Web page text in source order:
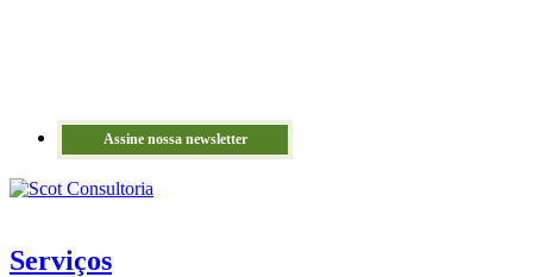
Assine nossa newsletter
Serviços